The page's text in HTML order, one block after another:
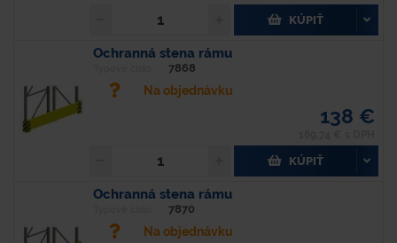
KÚPIŤ
Ochranná stena rámu
7868
Na objednávku
138 €
KÚPIŤ
Ochranná stena rámu
7870
Na objednávku